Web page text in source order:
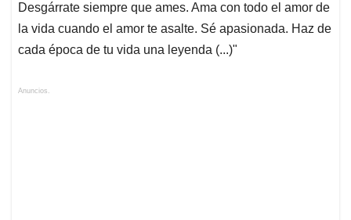
Desgárrate siempre que ames. Ama con todo el amor de
la vida cuando el amor te asalte. Sé apasionada. Haz de
cada época de tu vida una leyenda (...)"
Anuncios.